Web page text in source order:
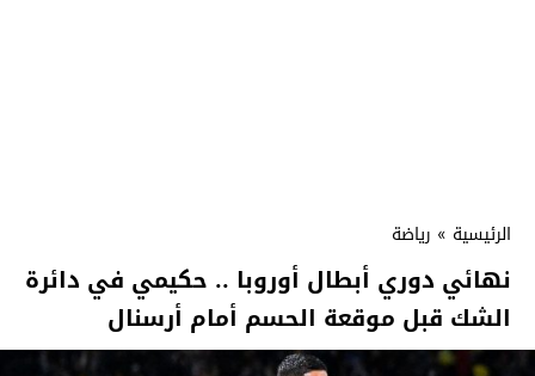
الرئيسية » رياضة
نهائي دوري أبطال أوروبا .. حكيمي في دائرة
الشك قبل موقعة الحسم أمام أرسنال